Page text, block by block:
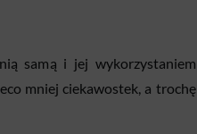
samą i jej wykorzystaniem
mniej ciekawostek, a trochę